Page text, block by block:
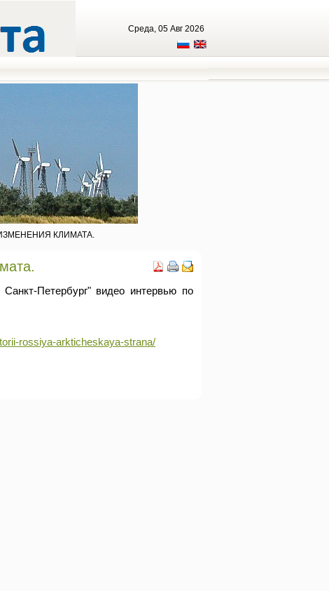
Среда, 05 Авг 2026
КЛИМАТА.
Петербург" видео интервью по
rossiya-arkticheskaya-strana/